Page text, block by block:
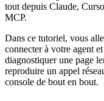
tout depuis Claude,
MCP.
Dans ce tutoriel, vous
connecter à votre agent
diagnostiquer une page
reproduire un appel
console de bout en bout.